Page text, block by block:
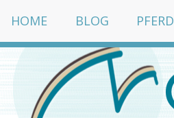
HOME BLOG